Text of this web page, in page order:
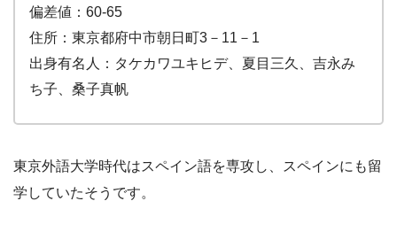
偏差値：60-65
住所：東京都府中市朝日町3－11－1
出身有名人：タケカワユキヒデ、夏目三久、吉永み
ち子、桑子真帆
東京外語大学時代はスペイン語を専攻し、スペインにも留
学していたそうです。